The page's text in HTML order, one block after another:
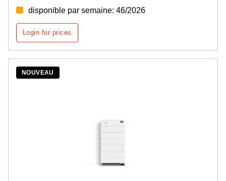
disponible par semaine: 46/2026
Login for prices
NOUVEAU